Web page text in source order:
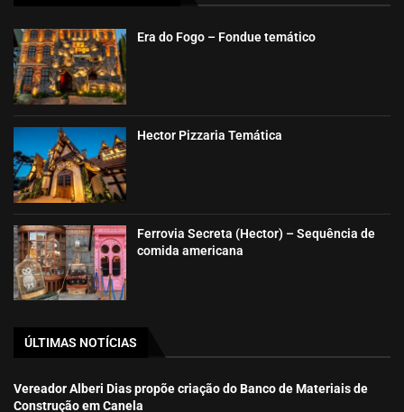
Era do Fogo – Fondue temático
Hector Pizzaria Temática
Ferrovia Secreta (Hector) – Sequência de
comida americana
ÚLTIMAS NOTÍCIAS
Vereador Alberi Dias propõe criação do Banco de Materiais de
Construção em Canela